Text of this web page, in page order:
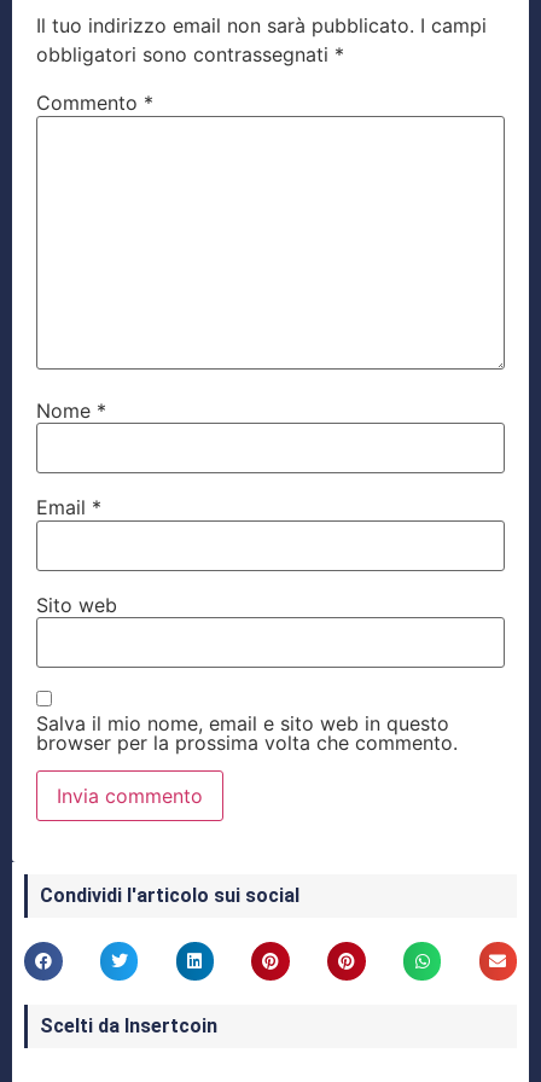
Il tuo indirizzo email non sarà pubblicato. I campi
obbligatori sono contrassegnati *
Commento *
Nome *
Email *
Sito web
Salva il mio nome, email e sito web in questo
browser per la prossima volta che commento.
Condividi l'articolo sui social
Scelti da Insertcoin